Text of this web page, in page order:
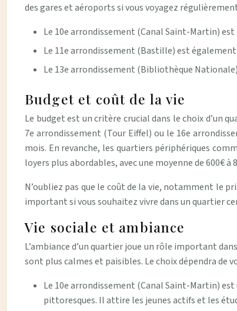
des gares et aéroports si vous voyagez
Le 10e arrondissement (Canal Saint-Martin)
Le 11e arrondissement (Bastille) est
Le 13e arrondissement (Bibliothèque
Budget et coût de la vie
Le budget est un critère crucial dans le choix d’un
7e arrondissement (Tour Eiffel) ou le 16e
mois. En revanche, les quartiers périphériques
loyers plus abordables, avec une moyenne de 600€ à
N’oubliez pas que le coût de la vie, notamment le
important si vous souhaitez vivre dans un quartier
Vie sociale et ambiance
L’ambiance d’un quartier joue un rôle important
sont plus calmes et paisibles. Le choix dépendra de
Le 10e arrondissement (Canal Saint-Martin)
pittoresques. Il attire les jeunes actifs et les